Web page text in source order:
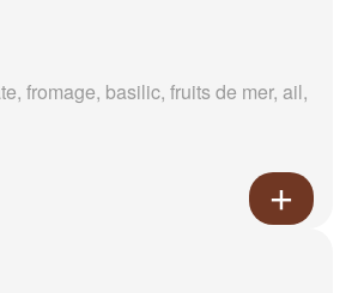
fromage, basilic, fruits de mer, ail,